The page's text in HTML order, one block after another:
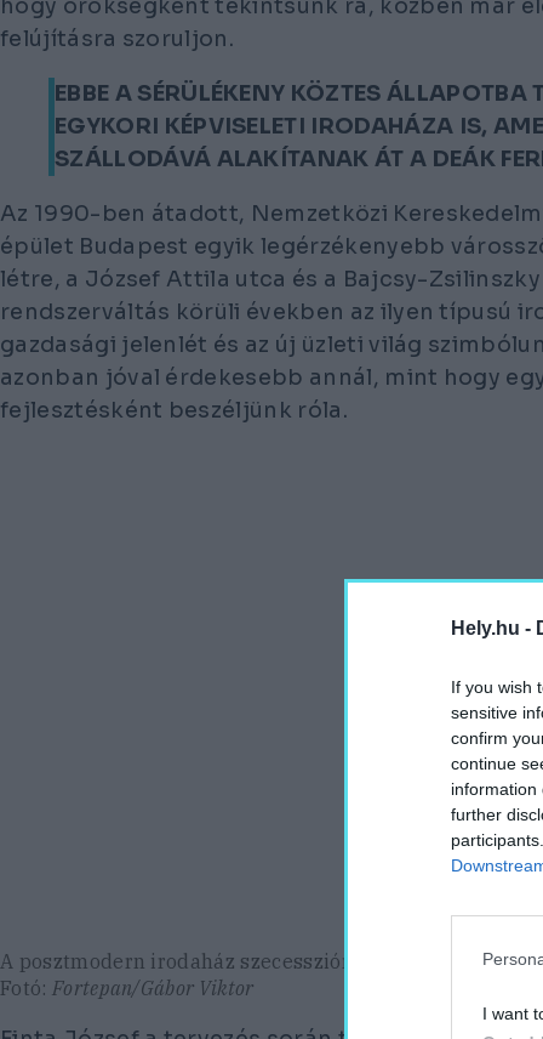
Hely.hu -
If you wish
sensitive
confirm
continue
information
further
I want
hogy örökségként tekintsünk rá, közben már
felújításra szoruljon.
EBBE A SÉRÜLÉKENY KÖZTES
EGYKORI KÉPVISELETI IRODAHÁZA IS,
SZÁLLODÁVÁ ALAKÍTANAK ÁT A DEÁK
Az 1990-ben átadott, Nemzetközi
épület Budapest egyik legérzékenyebb
létre, a József Attila utca és a Bajcsy-
rendszerváltás körüli években az ilyen típusú
gazdasági jelenlét és az új üzleti világ
azonban jóval érdekesebb annál, mint hogy
fejlesztésként beszéljünk róla.
A posztmodern irodaház szecesszióra utaló elemeivel
Fotó: Fortepan/Gábor Viktor